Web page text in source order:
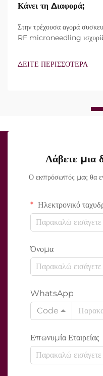
Κάνει τη Διαφορά;
Στην τρέχουσα αγορά
RF microneedling
χαρακτηριστικά υπάρχουν,
ΔΕΙΤΕ ΠΕΡΙΣΣΟΤΕΡΑ
Λάβετε μια
Ο εκπρόσωπός μας θα
Ηλεκτρονικό
Όνομα
WhatsApp
Code
Επωνυμία Εταιρείας